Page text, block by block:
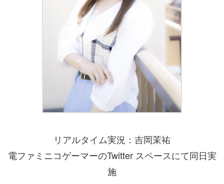
リアルタイム実況：吉岡茉祐
電ファミニコゲーマーのTwitter スペースにて同日実
施